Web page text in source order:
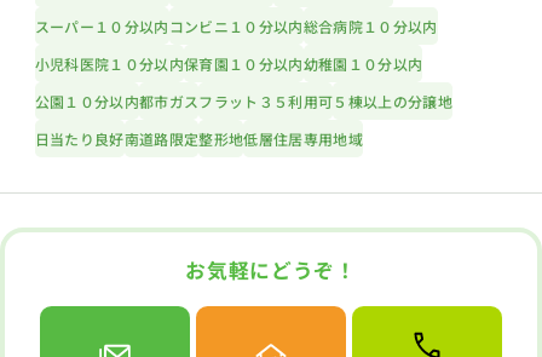
スーパー１０分以内 コンビニ１０分以内総合病院１０分以内
小児科医院１０分以内保育園１０分以内幼稚園１０分以内
公園１０分以内都市ガスフラット３５利用可５棟以上の分譲地
日当たり良好南道路限定整形地低層住居専用地域
お気軽にどうぞ！